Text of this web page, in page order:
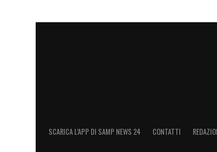
LEGGI ANCHE:Mazzitelli Sampdoria,
SCARICA L’APP DI SAMP NEWS 24 CONTATTI